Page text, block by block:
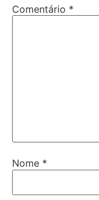
Comentário *
Nome *